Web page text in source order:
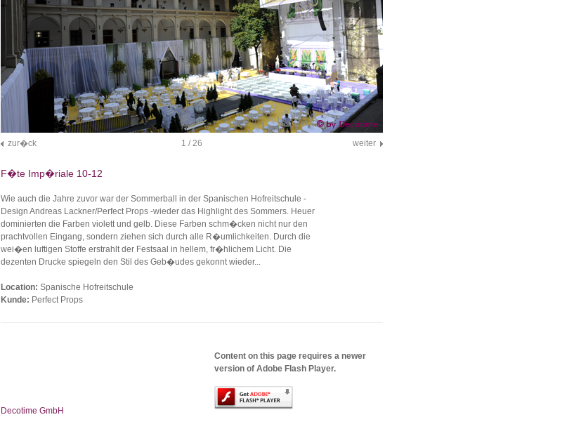
zur�ck 1 / 26 weiter
F�te Imp�riale 10-12
Wie auch die Jahre zuvor war der Sommerball in der Spanischen Hofreitschule -
Design Andreas Lackner/Perfect Props -wieder das Highlight des Sommers. Heuer
dominierten die Farben violett und gelb. Diese Farben schm�cken nicht nur den
prachtvollen Eingang, sondern ziehen sich durch alle R�umlichkeiten. Durch die
wei�en luftigen Stoffe erstrahlt der Festsaal in hellem, fr�hlichem Licht. Die
dezenten Drucke spiegeln den Stil des Geb�udes gekonnt wieder...
Location: Spanische Hofreitschule
Kunde: Perfect Props
Decotime GmbH
Content on this page requires a newer
version of Adobe Flash Player.